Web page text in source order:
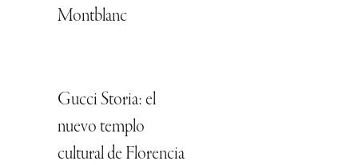
Montblanc
Gucci Storia: el
nuevo templo
cultural de Florencia